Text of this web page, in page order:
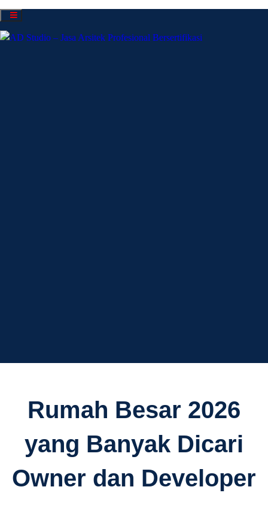
Arsitek Profesional
Bersertifikasi
Rumah Besar 2026
yang Banyak Dicari
Owner dan Developer